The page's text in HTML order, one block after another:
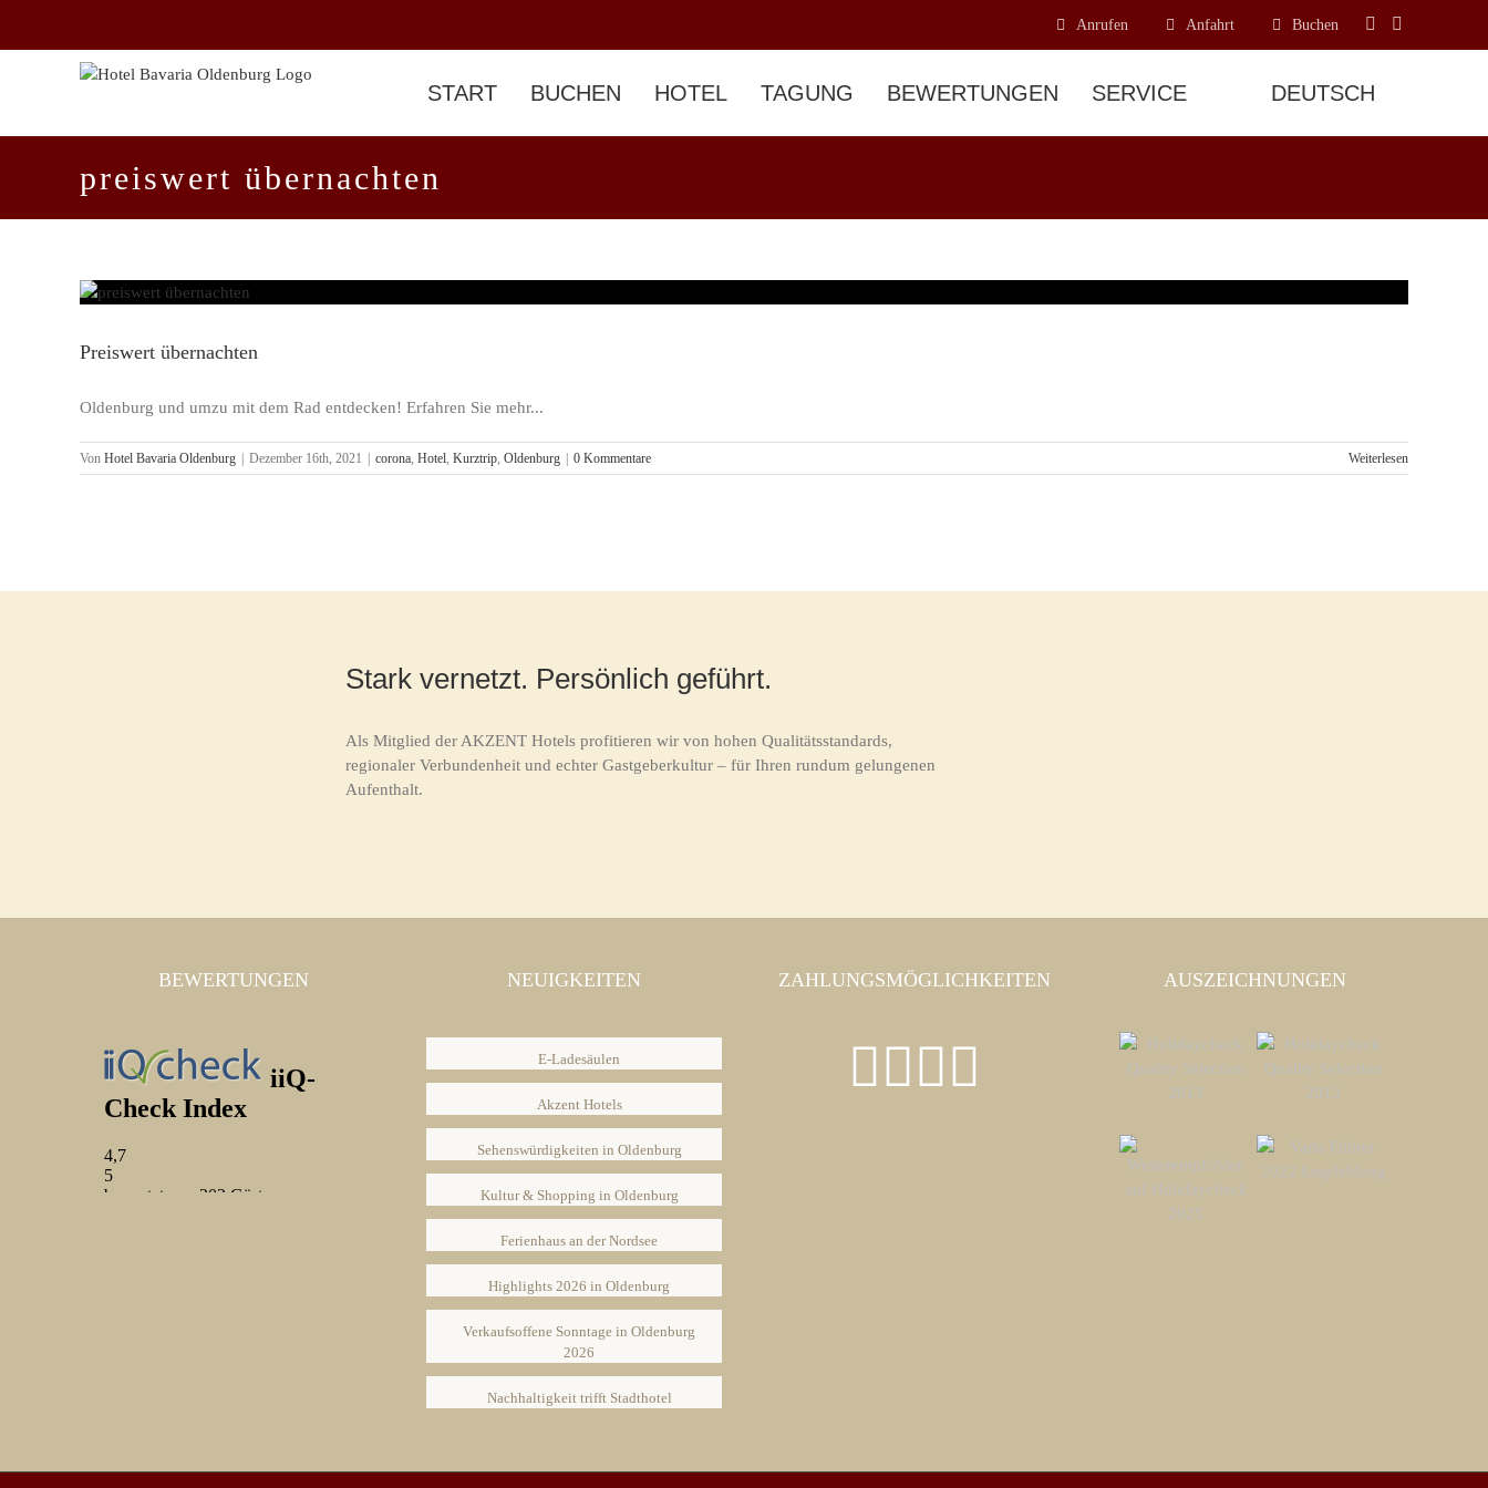
Anrufen Anfahrt Buchen
START BUCHEN HOTEL TAGUNG BEWERTUNGEN SERVICE
preiswert übernachten
Preiswert übernachten
Oldenburg und umzu mit dem Rad entdecken! Erfahren Sie mehr...
Von Hotel Bavaria Oldenburg Dezember 16th, 2021 corona, Hotel, Kurztrip, Oldenburg 0 Kommentare Weiterlesen
Stark vernetzt. Persönlich geführt.
Als Mitglied der AKZENT Hotels profitieren wir von hohen Qualitätsstandards,
regionaler Verbundenheit und echter Gastgeberkultur – für Ihren rundum gelungenen
Aufenthalt.
BEWERTUNGEN NEUIGKEITEN
E-Ladesäulen
Akzent Hotels
Sehenswürdigkeiten in Oldenburg
Kultur & Shopping in Oldenburg
Ferienhaus an der Nordsee
Highlights 2026 in Oldenburg
Verkaufsoffene Sonntage in Oldenburg
2026
Nachhaltigkeit trifft Stadthotel
ZAHLUNGSMÖGLICHKEITEN AUSZEICHNUNGEN